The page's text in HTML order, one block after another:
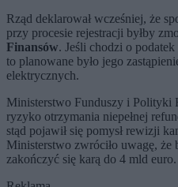
Rząd deklarował wcześniej, że
przy procesie rejestracji byłby
Finansów. Jeśli chodzi o
to planowane było jego
elektrycznych.
Ministerstwo Funduszy i Polityki
ryzyko otrzymania niepełnej
stąd pojawił się pomysł rewizji
Ministerstwo zwróciło uwagę, że
zakończyć się karą do 4 mld euro.